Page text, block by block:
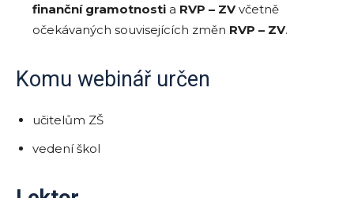
finanční gramotnosti a RVP – ZVvčetně
očekávaných souvisejících změn RVP – ZV.
Komu webinář určen
učitelům ZŠ
vedení škol